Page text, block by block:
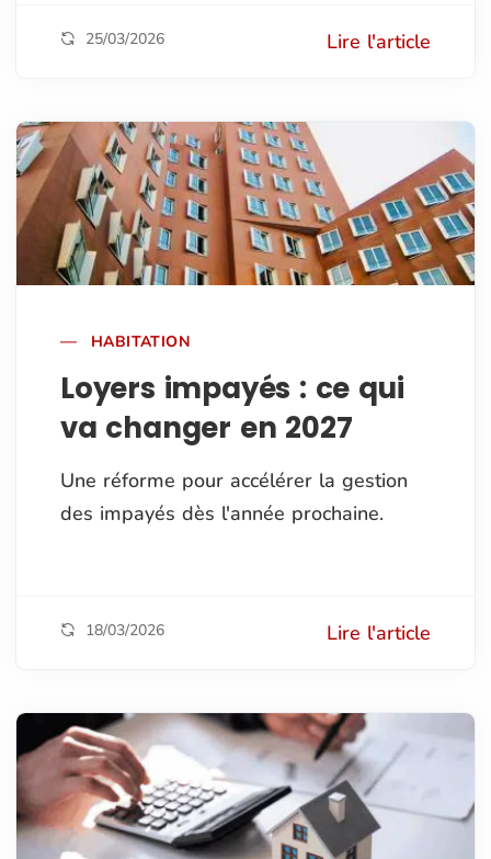
25/03/2026 Lire l'article
HABITATION
Loyers impayés : ce qui
va changer en 2027
Une réforme pour accélérer la gestion
des impayés dès l'année prochaine.
18/03/2026 Lire l'article